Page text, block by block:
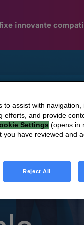
innovante
assist with navigation,
efforts, and provide
Settings (opens in
have reviewed and
Reject All